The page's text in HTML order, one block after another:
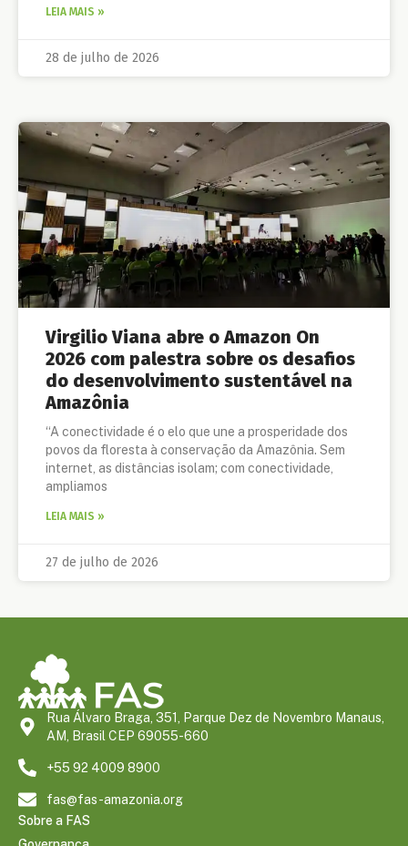
LEIA MAIS »
28 de julho de 2026
Virgilio Viana abre o Amazon On
2026 com palestra sobre os desafios
do desenvolvimento sustentável na
Amazônia
“A conectividade é o elo que une a prosperidade dos
povos da floresta à conservação da Amazônia. Sem
internet, as distâncias isolam; com conectividade,
ampliamos
LEIA MAIS »
27 de julho de 2026
Rua Álvaro Braga, 351, Parque Dez de Novembro Manaus,
AM, Brasil CEP 69055-660
+55 92 4009 8900
fas@fas-amazonia.org
Sobre a FAS